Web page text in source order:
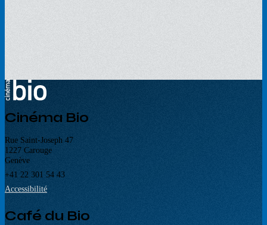
Cinéma Bio
Rue Saint-Joseph 47
1227 Carouge
Genève
+41 22 301 54 43
Accessibilité
Café du Bio